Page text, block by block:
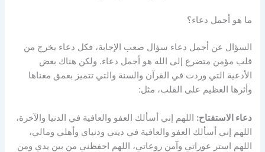
ما هو أجمل دعاء؟
السؤال عن أجمل دعاء سؤال صعب الإجابة، فكل دعاء يخرج من
قلب مؤمن متضرع إلى الله هو أجمل دعاء. ولكن هناك بعض
الأدعية التي وردت في القرآن والسنة والتي تتميز بعمق معناها
وأثرها العظيم على القلب، مثل:
دعاء الاستفتاح: اللهم إني أسألك العفو والعافية في الدنيا والآخرة،
اللهم إني أسألك العفو والعافية في ديني ودنياي وأهلي ومالي،
اللهم استر عوراتي وآمن روعاتي، اللهم احفظني من بين يدي ومن